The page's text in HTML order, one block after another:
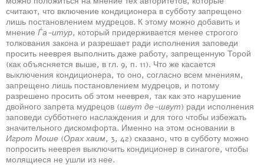
считают, что включение кондиционера в субботу запрещено
лишь постановлением мудрецов. К этому можно добавить и
мнение Ѓа-итур, который придерживается менее строгого
толкования закона и разрешает ради исполнения заповеди
просить нееврея выполнить даже работу, запрещенную Торой
(как объясняется выше, в гл. 9, п. 11). Что же касается
выключения кондиционера, то оно, согласно всем мнениям,
запрещено лишь постановлением мудрецов, и потому
разрешено просить об этом нееврея, так как это нарушение
двойного запрета мудрецов (швут де-швут) ради исполнения
заповеди субботнего наслаждения и для того чтобы избежать
значительного дискомфорта. Именно на этом основании в
Игрот Моше (Орах хаим, 3, 42) сказано, что в субботу можно
попросить нееврея выключить кондиционер в синагоге, чтобы
молящиеся не ушли из нее.